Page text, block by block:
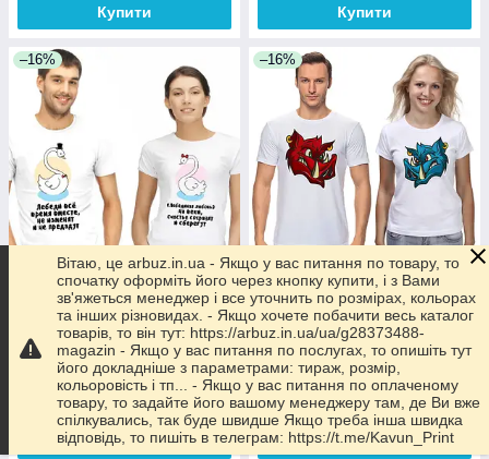
Купити Купити
–16%
Парні футболки з принтом
"Лебедина любов" Push IT
В наявності
1 625₴ 1 925 ₴
Купити
–16%
Парні футболки з принтом
"Твій, мій, наш...Кабан" Push
IT
В наявності
1 625₴ 1 925 ₴
Купити
Вітаю, це arbuz.in.ua - Якщо у вас питання по товару, то
спочатку оформіть його через кнопку купити, і з Вами
зв'яжеться менеджер і все уточнить по розмірах, кольорах
та інших різновидах. - Якщо хочете побачити весь каталог
товарів, то він тут: https://arbuz.in.ua/ua/g28373488-
magazin - Якщо у вас питання по послугах, то опишіть тут
його докладніше з параметрами: тираж, розмір,
кольоровість і тп... - Якщо у вас питання по оплаченому
товару, то задайте його вашому менеджеру там, де Ви вже
спілкувались, так буде швидше Якщо треба інша швидка
відповідь, то пишіть в телеграм: https://t.me/Kavun_Print